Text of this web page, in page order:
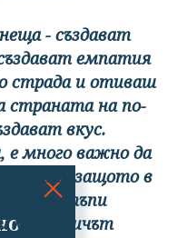
- създават
емпатия
страда и отиваш
страната на по-
вкус.
е много важно да
защото в
в тъпи
мода, кичът